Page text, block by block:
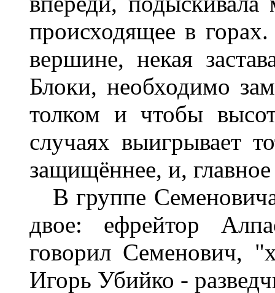
происходящее в
вершине, некая
Блоки, необходимо
толком и чтобы
случаях выигрывает
защищённее, и,
В группе
двое: ефрейтор
говорил Семенович,
Игорь Убийко -